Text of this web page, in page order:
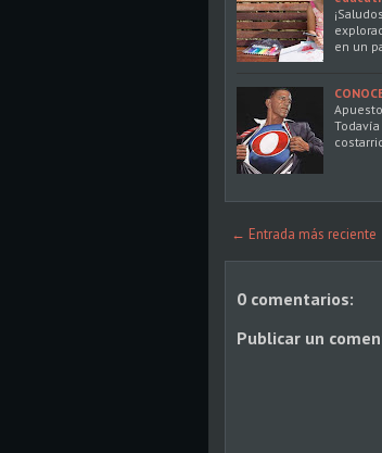
en un
← Entrada más reciente
0 comentarios:
Publicar un